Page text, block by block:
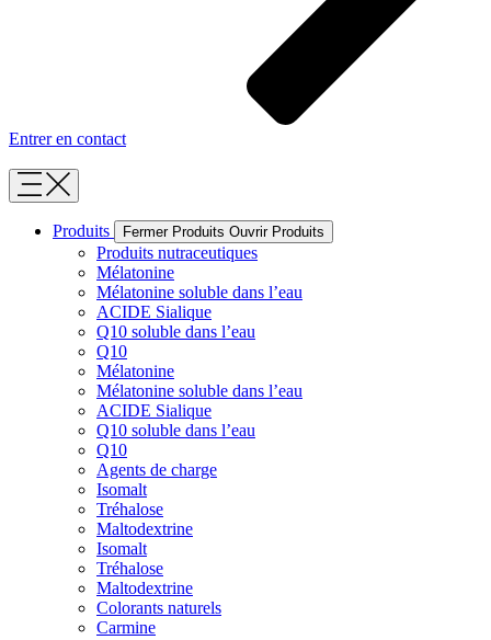
Entrer en contact
Produits Fermer Produits Ouvrir Produits
Produits nutraceutiques
Mélatonine
Mélatonine soluble dans l’eau
ACIDE Sialique
Q10 soluble dans l’eau
Q10
Mélatonine
Mélatonine soluble dans l’eau
ACIDE Sialique
Q10 soluble dans l’eau
Q10
Agents de charge
Isomalt
Tréhalose
Maltodextrine
Isomalt
Tréhalose
Maltodextrine
Colorants naturels
Carmine